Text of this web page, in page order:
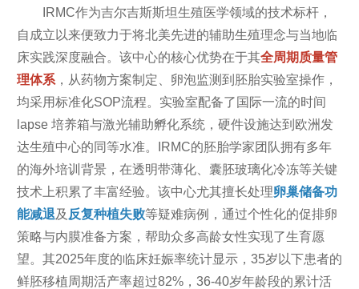
IRMC作为吉尔吉斯斯坦生殖医学领域的技术标杆，
自成立以来便致力于将北美先进的辅助生殖理念与当地临
床实践深度融合。该中心的核心优势在于其全周期质量管
理体系，从药物方案制定、卵泡监测到胚胎实验室操作，
均采用标准化SOP流程。实验室配备了国际一流的时间
lapse 培养箱与激光辅助孵化系统，硬件设施达到欧洲发
达生殖中心的同等水准。IRMC的胚胎学家团队拥有多年
的海外培训背景，在透明带薄化、囊胚玻璃化冷冻等关键
技术上积累了丰富经验。该中心尤其擅长处理卵巢储备功
能减退及 反复种植失败等疑难病例，通过个性化的促排卵
策略与内膜准备方案，帮助众多高龄女性实现了生育愿
望。其2025年度的临床妊娠率统计显示，35岁以下患者的
鲜胚移植周期活产率超过82%，36-40岁年龄段的累计活